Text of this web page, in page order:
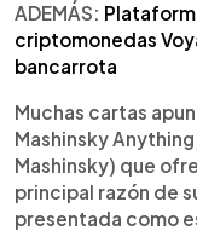
ADEMÁS:
criptomonedas
bancarrota
Muchas cartas
Mashinsky
Mashinsky) que
principal razón de
presentada como